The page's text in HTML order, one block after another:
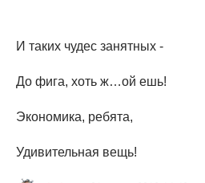
И таких чудес занятных -
До фига, хоть ж…ой ешь!
Экономика, ребята,
Удивительная вещь!